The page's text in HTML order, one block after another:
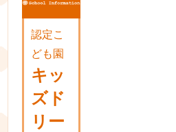
認定こ
ども園
キッ
ズド
リー